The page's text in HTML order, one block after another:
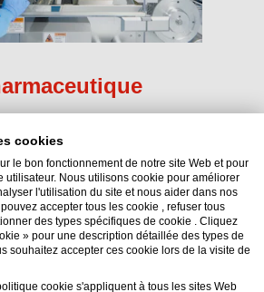
Vlaanderen)
cookies
le bon fonctionnement de notre site Web et pour
utilisateur. Nous utilisons cookie pour améliorer
l'utilisation du site et nous aider dans nos
accepter tous les cookie , refuser tous
des types spécifiques de cookie . Cliquez
» pour une description détaillée des types de
souhaitez accepter ces cookie lors de la visite de
cookie s'appliquent à tous les sites Web